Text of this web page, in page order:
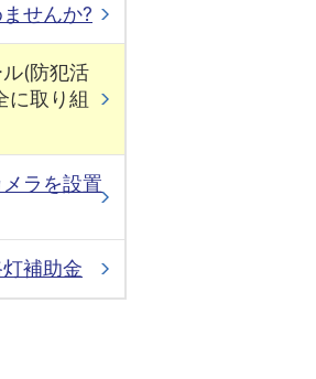
せんか?
(防犯活
に取り組
ラを設置
補助金